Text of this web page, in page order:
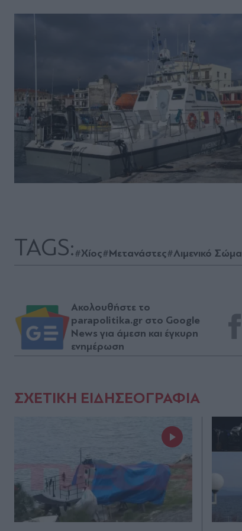
TAGS:#Χίος#Μετανάστες#Λιμενικό Σώμα
Ακολουθήστε το
parapolitika.gr στο Google
News για άμεση και έγκυρη
ενημέρωση
ΣΧΕΤΙΚΗ ΕΙΔΗΣΕΟΓΡΑΦΙΑ